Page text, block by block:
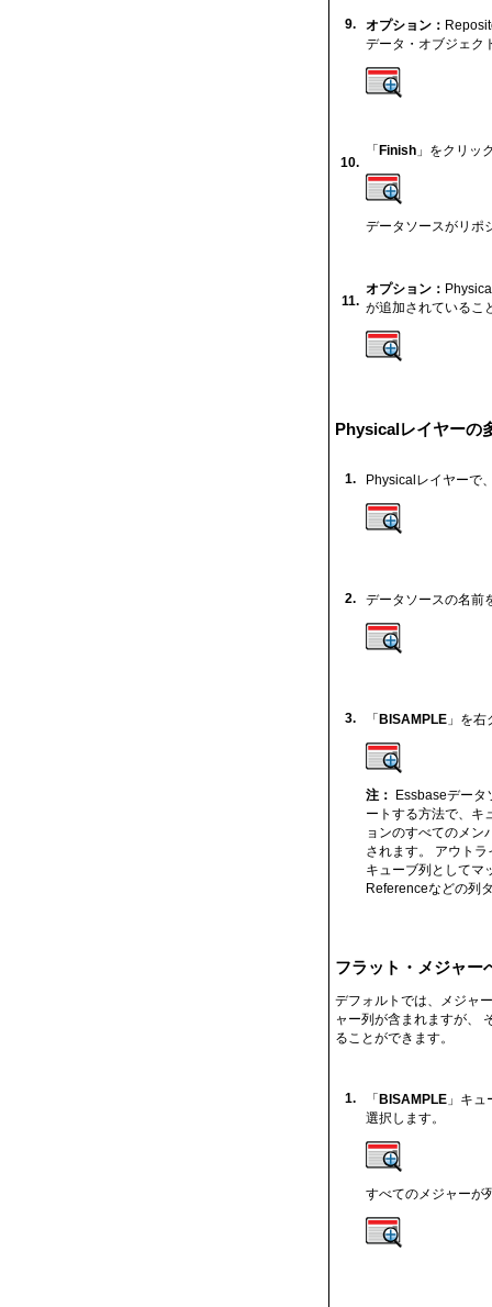
9. オプション：
データ・オブジェク
10.
「Finish 」をクリッ
データソースがリポ
11.
オプション：
が追加されているこ
Physicalレイヤーの
1. Physicalレイヤーで
2. データソースの名前
3. 「 BISAMPLE 」を
注：
Essbaseデー
ートする方法で、キ
ョンのすべてのメン
されます。 アウト
キューブ列としてマ
Referenceなどの列
フラット・メジャー
デフォルトでは、メジャ
ャー列が含まれますが、
ることができます。
1. 「 BISAMPLE 」キ
選択します。
すべてのメジャーが